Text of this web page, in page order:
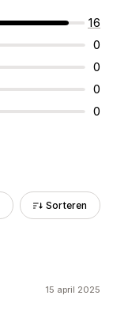
16
0
0
0
0
Sorteren
15 april 2025